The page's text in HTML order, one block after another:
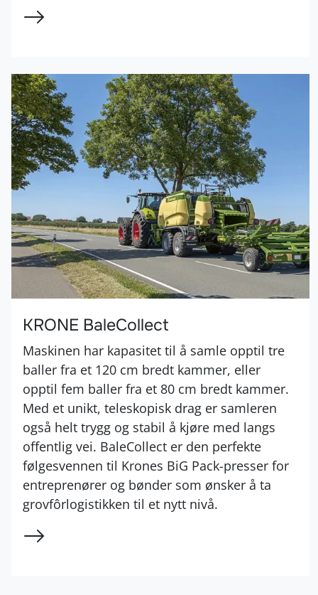
KRONE BaleCollect
Maskinen har kapasitet til å samle opptil tre
baller fra et 120 cm bredt kammer, eller
opptil fem baller fra et 80 cm bredt kammer.
Med et unikt, teleskopisk drag er samleren
også helt trygg og stabil å kjøre med langs
offentlig vei. BaleCollect er den perfekte
følgesvennen til Krones BiG Pack-presser for
entreprenører og bønder som ønsker å ta
grovfôrlogistikken til et nytt nivå.